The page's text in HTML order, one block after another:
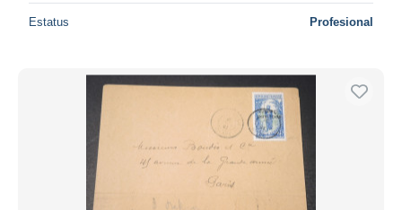
Estatus Profesional